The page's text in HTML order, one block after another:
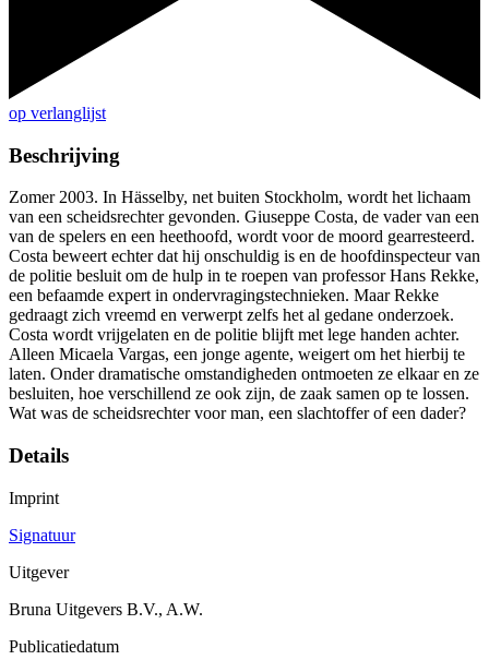
op verlanglijst
Beschrijving
Zomer 2003. In Hässelby, net buiten Stockholm, wordt het lichaam
van een scheidsrechter gevonden. Giuseppe Costa, de vader van een
van de spelers en een heethoofd, wordt voor de moord gearresteerd.
Costa beweert echter dat hij onschuldig is en de hoofdinspecteur van
de politie besluit om de hulp in te roepen van professor Hans Rekke,
een befaamde expert in ondervragingstechnieken. Maar Rekke
gedraagt zich vreemd en verwerpt zelfs het al gedane onderzoek.
Costa wordt vrijgelaten en de politie blijft met lege handen achter.
Alleen Micaela Vargas, een jonge agente, weigert om het hierbij te
laten. Onder dramatische omstandigheden ontmoeten ze elkaar en ze
besluiten, hoe verschillend ze ook zijn, de zaak samen op te lossen.
Wat was de scheidsrechter voor man, een slachtoffer of een dader?
Details
Imprint
Signatuur
Uitgever
Bruna Uitgevers B.V., A.W.
Publicatiedatum